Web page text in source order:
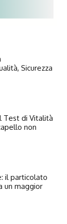
Sicurezza
Test di Vitalità
non
il particolato
un maggior